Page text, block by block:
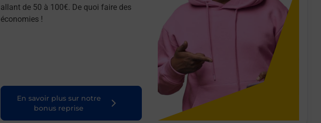
allant de 50 à 100€. De quoi faire des
économies !
En savoir plus sur notre
bonus reprise